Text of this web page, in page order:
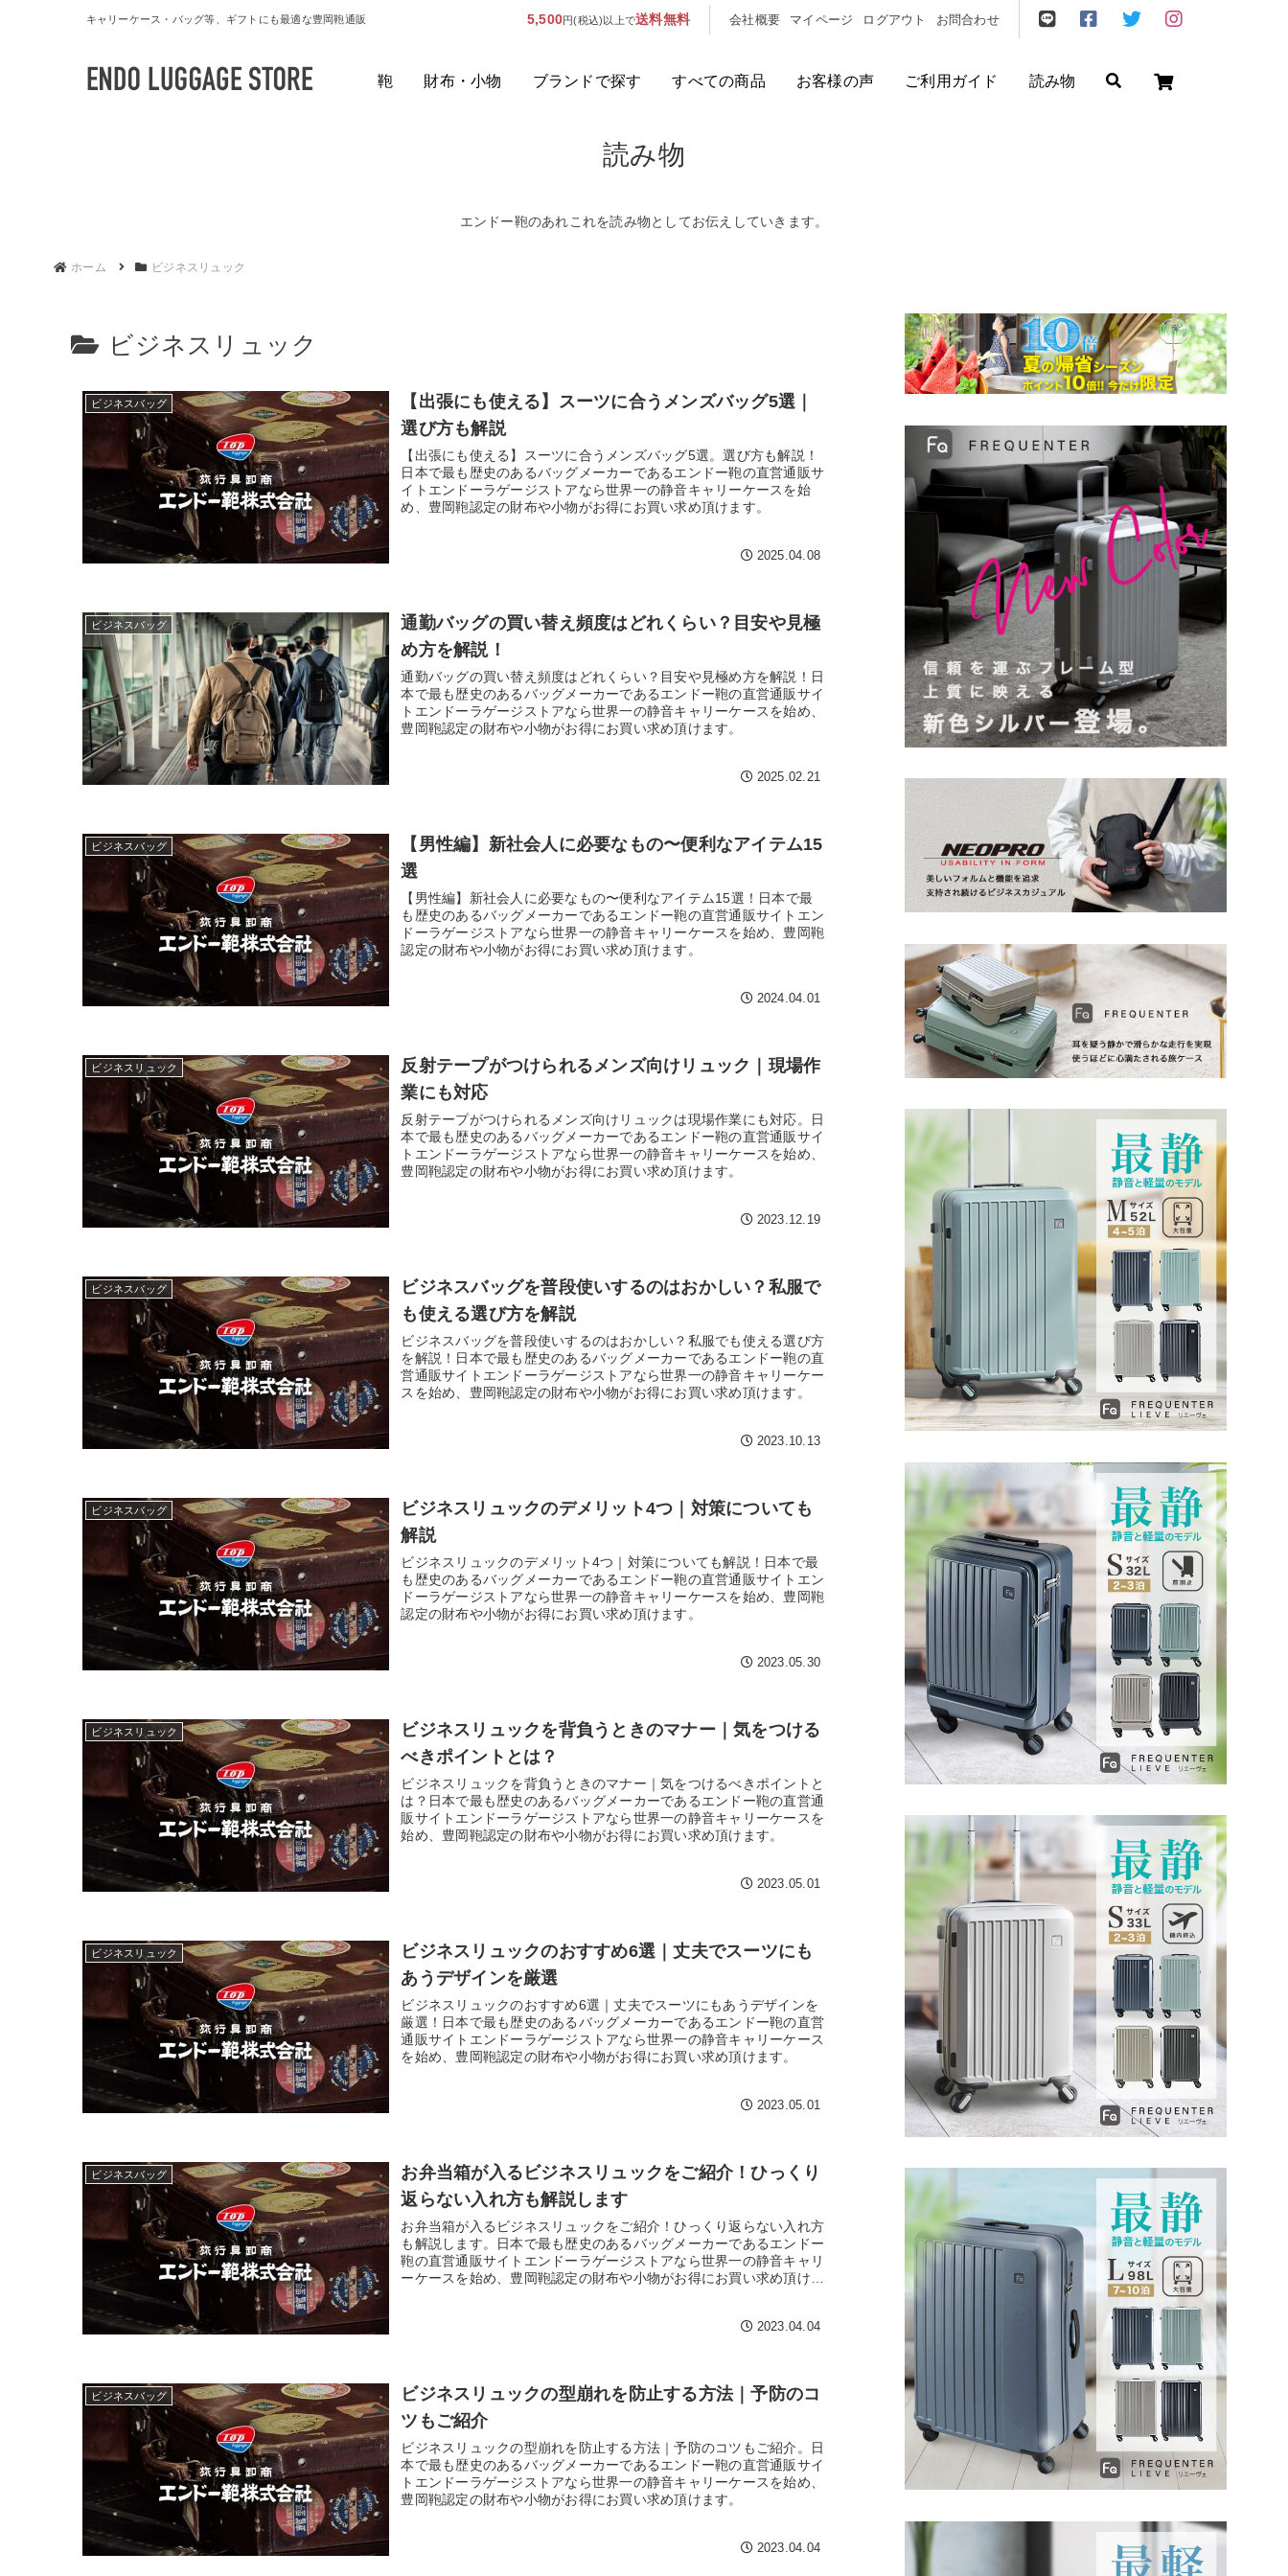
キャリーケース・バッグ等、ギフトにも最適な豊岡鞄通販 5,500円(税込)以上で送料無料 会社概要 マイページ ログアウト お問合わせ
鞄 財布・小物 ブランドで探す すべての商品 お客様の声 ご利用ガイド 読み物
人気のキーワード：
検索する
読み物
エンドー鞄のあれこれを読み物としてお伝えしていきます。
ホーム ビジネスリュック
ビジネスリュック
ビジネスバッグ
【出張にも使える】スーツに合うメンズバッグ5選｜
選び方も解説
【出張にも使える】スーツに合うメンズバッグ5選。選び方も解説！
日本で最も歴史のあるバッグメーカーであるエンドー鞄の直営通販サ
イトエンドーラゲージストアなら世界一の静音キャリーケースを始
め、豊岡鞄認定の財布や小物がお得にお買い求め頂けます。
2025.04.08
ビジネスバッグ
通勤バッグの買い替え頻度はどれくらい？目安や見極
め方を解説！
通勤バッグの買い替え頻度はどれくらい？目安や見極め方を解説！日
本で最も歴史のあるバッグメーカーであるエンドー鞄の直営通販サイ
トエンドーラゲージストアなら世界一の静音キャリーケースを始め、
豊岡鞄認定の財布や小物がお得にお買い求め頂けます。
2025.02.21
ビジネスバッグ
【男性編】新社会人に必要なもの〜便利なアイテム15
選
【男性編】新社会人に必要なもの〜便利なアイテム15選！日本で最
も歴史のあるバッグメーカーであるエンドー鞄の直営通販サイトエン
ドーラゲージストアなら世界一の静音キャリーケースを始め、豊岡鞄
認定の財布や小物がお得にお買い求め頂けます。
2024.04.01
ビジネスリュック
反射テープがつけられるメンズ向けリュック｜現場作
業にも対応
反射テープがつけられるメンズ向けリュックは現場作業にも対応。日
本で最も歴史のあるバッグメーカーであるエンドー鞄の直営通販サイ
トエンドーラゲージストアなら世界一の静音キャリーケースを始め、
豊岡鞄認定の財布や小物がお得にお買い求め頂けます。
2023.12.19
ビジネスバッグ
ビジネスバッグを普段使いするのはおかしい？私服で
も使える選び方を解説
ビジネスバッグを普段使いするのはおかしい？私服でも使える選び方
を解説！日本で最も歴史のあるバッグメーカーであるエンドー鞄の直
営通販サイトエンドーラゲージストアなら世界一の静音キャリーケー
スを始め、豊岡鞄認定の財布や小物がお得にお買い求め頂けます。
2023.10.13
ビジネスバッグ
ビジネスリュックのデメリット4つ｜対策についても
解説
ビジネスリュックのデメリット4つ｜対策についても解説！日本で最
も歴史のあるバッグメーカーであるエンドー鞄の直営通販サイトエン
ドーラゲージストアなら世界一の静音キャリーケースを始め、豊岡鞄
認定の財布や小物がお得にお買い求め頂けます。
2023.05.30
ビジネスリュック
ビジネスリュックを背負うときのマナー｜気をつける
べきポイントとは？
ビジネスリュックを背負うときのマナー｜気をつけるべきポイントと
は？日本で最も歴史のあるバッグメーカーであるエンドー鞄の直営通
販サイトエンドーラゲージストアなら世界一の静音キャリーケースを
始め、豊岡鞄認定の財布や小物がお得にお買い求め頂けます。
2023.05.01
ビジネスリュック
ビジネスリュックのおすすめ6選｜丈夫でスーツにも
あうデザインを厳選
ビジネスリュックのおすすめ6選｜丈夫でスーツにもあうデザインを
厳選！日本で最も歴史のあるバッグメーカーであるエンドー鞄の直営
通販サイトエンドーラゲージストアなら世界一の静音キャリーケース
を始め、豊岡鞄認定の財布や小物がお得にお買い求め頂けます。
2023.05.01
ビジネスバッグ
お弁当箱が入るビジネスリュックをご紹介！ひっくり
返らない入れ方も解説します
お弁当箱が入るビジネスリュックをご紹介！ひっくり返らない入れ方
も解説します。日本で最も歴史のあるバッグメーカーであるエンドー
鞄の直営通販サイトエンドーラゲージストアなら世界一の静音キャリ
ーケースを始め、豊岡鞄認定の財布や小物がお得にお買い求め頂けま
2023.04.04
ビジネスバッグ
ビジネスリュックの型崩れを防止する方法｜予防のコ
ツもご紹介
ビジネスリュックの型崩れを防止する方法｜予防のコツもご紹介。日
本で最も歴史のあるバッグメーカーであるエンドー鞄の直営通販サイ
トエンドーラゲージストアなら世界一の静音キャリーケースを始め、
豊岡鞄認定の財布や小物がお得にお買い求め頂けます。
2023.04.04